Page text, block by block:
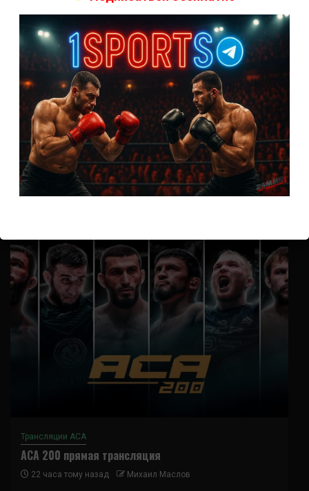
А как смотреть с ноутбука?
Анонимно кРасписание боев UFC
Кусок говна ты, существом даже нельзя ,такое как ты назвать!
АнонимнокКонор МакГрегор
УЧ
АнонимнокРэнди Браун — Николас Далби
не запускается ни один бой, реклама есть, а когда
заканчивается начинается загрузка видео длиною в жизнь.
Исправьте пожалуйста
Трансляции ACA
ACA 200 прямая трансляция
22 часа тому назад Михаил Маслов